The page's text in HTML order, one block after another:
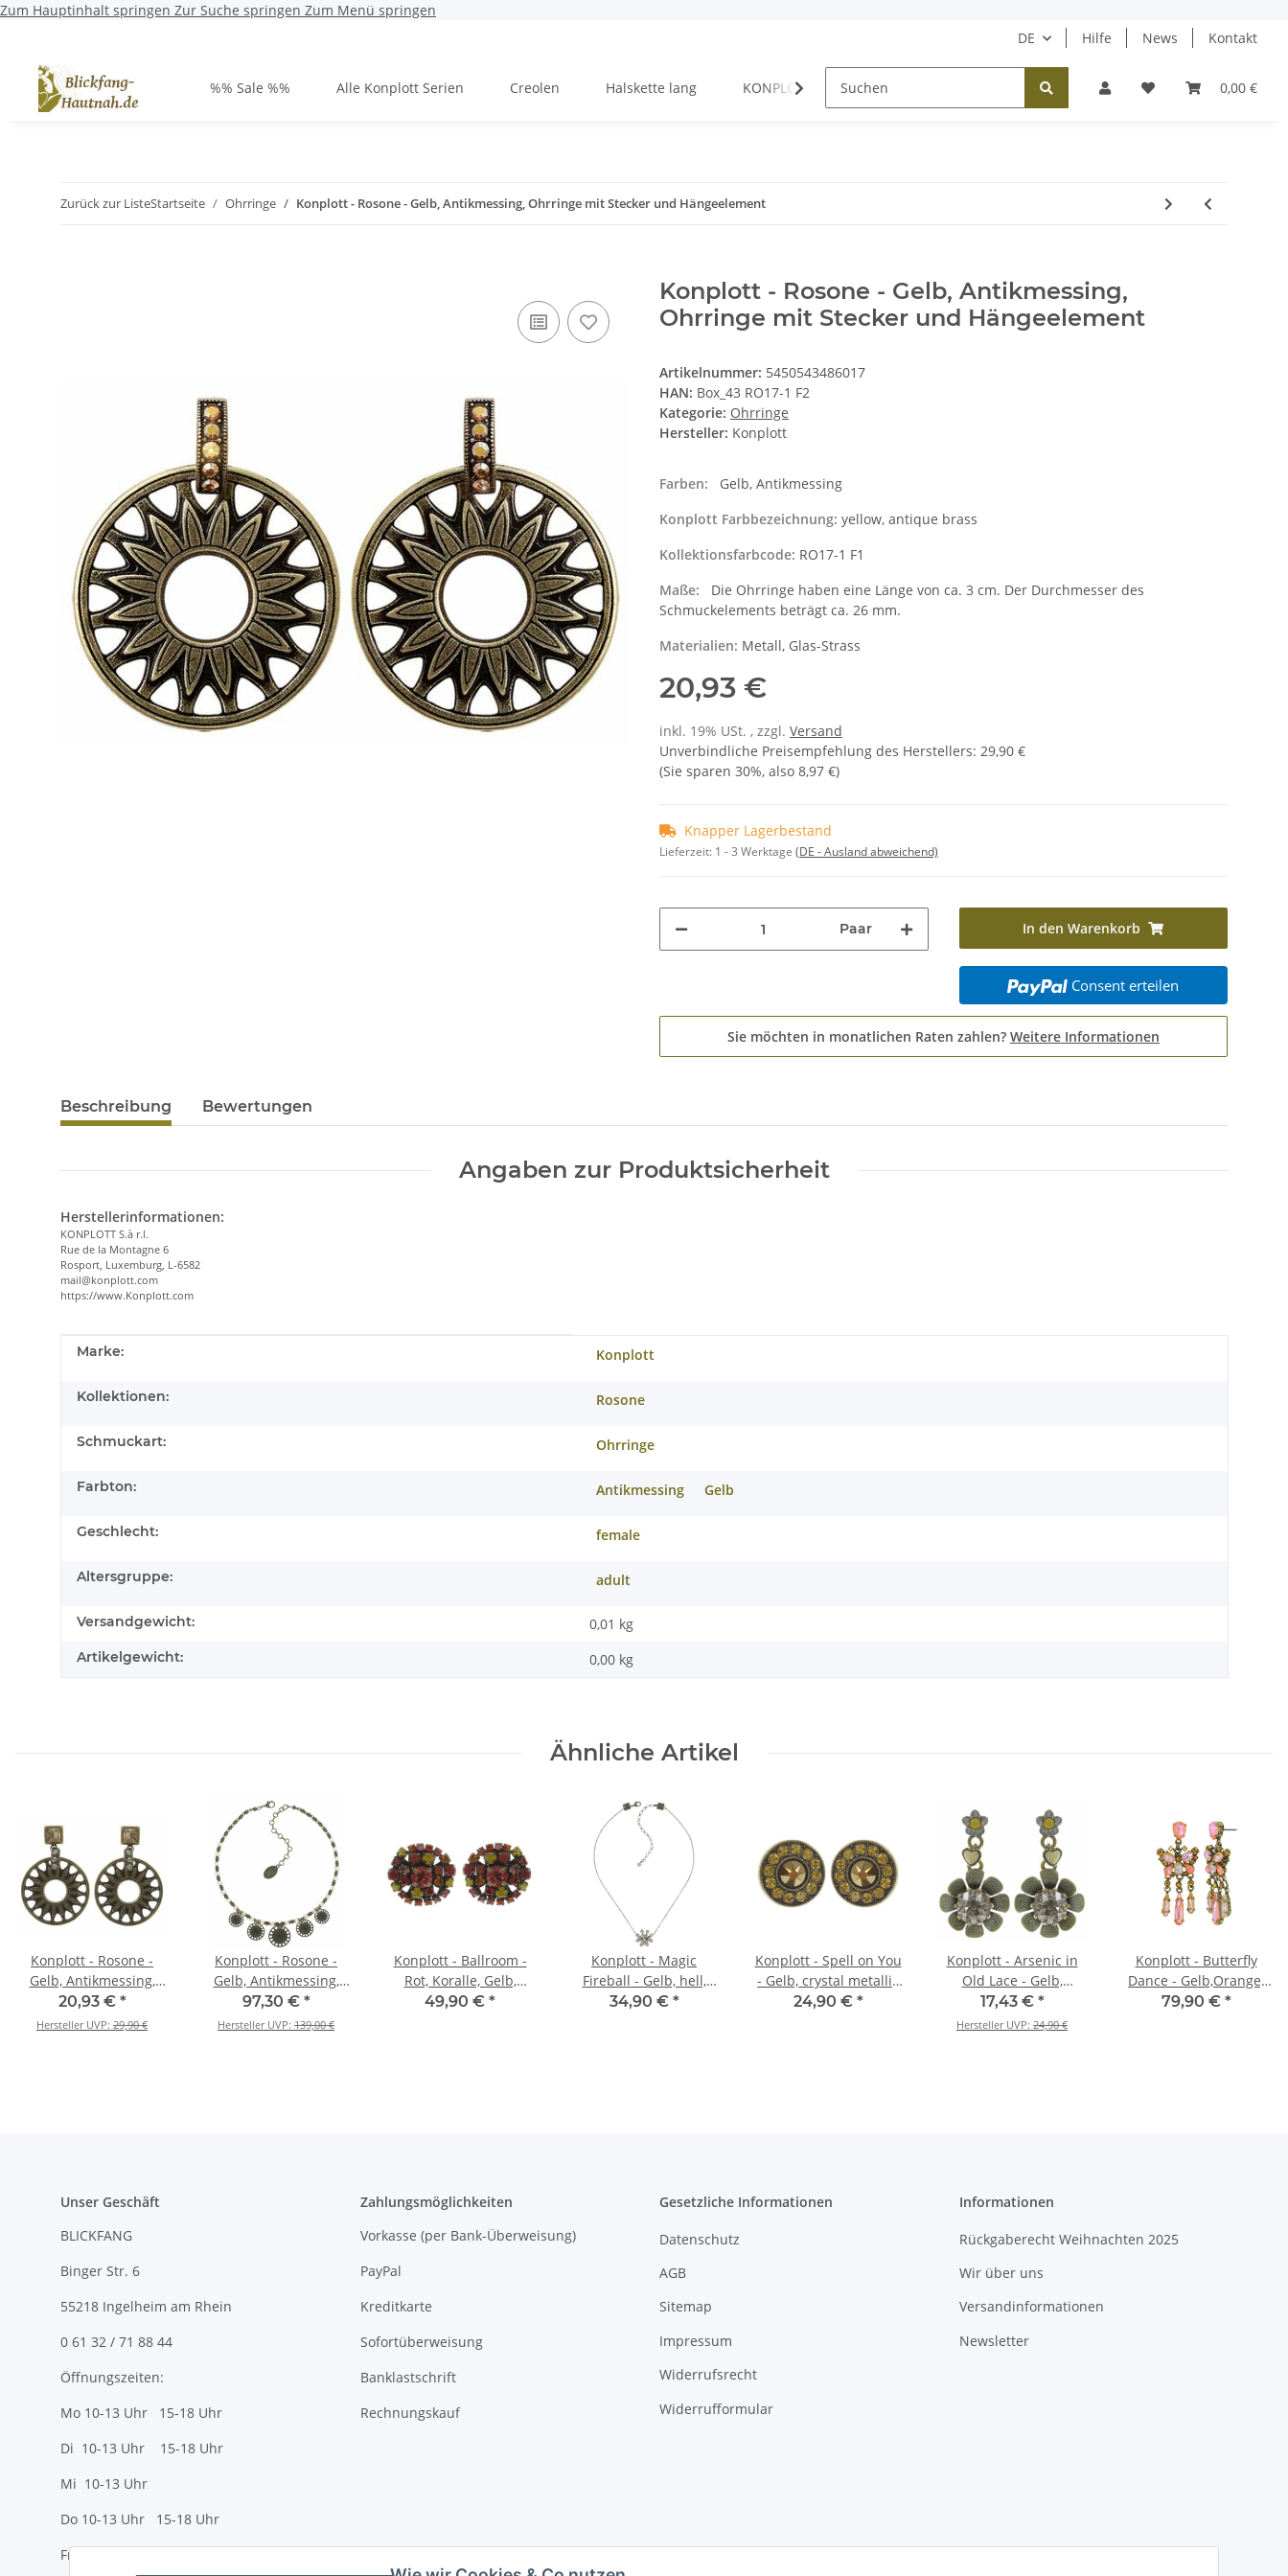
Zum Hauptinhalt springen Zur Suche springen Zum Menü springen
DE Hilfe News Kontakt
0,00 €
%% Sale %% Alle Konplott Serien Creolen Halskette lang KONPLOTT Serien Halsketten Ohrringe
Zurück zur ListeStartseite Ohrringe Konplott - Rosone - Gelb, Antikmessing, Ohrringe mit Stecker und Hängeelement
Konplott - Rosone - Gelb, Antikmessing,
Ohrringe mit Stecker und Hängeelement
Artikelnummer: 5450543486017
HAN: Box_43 RO17-1 F2
Kategorie: Ohrringe
Hersteller: Konplott
Farben:
Gelb, Antikmessing
Konplott Farbbezeichnung: yellow, antique brass
Kollektionsfarbcode: RO17-1 F1
Maße:
Die Ohrringe haben eine Länge von ca. 3 cm. Der Durchmesser des
Schmuckelements beträgt ca. 26 mm.
Materialien: Metall, Glas-Strass
20,93 €
inkl. 19% USt. , zzgl. Versand
Unverbindliche Preisempfehlung des Herstellers: 29,90 €
(Sie sparen 30%, also 8,97 €)
Knapper Lagerbestand
Lieferzeit: 1 - 3 Werktage (DE - Ausland abweichend)
Paar In den Warenkorb
Consent erteilen
Sie möchten in monatlichen Raten zahlen? Weitere Informationen
Beschreibung Bewertungen
Angaben zur Produktsicherheit
Herstellerinformationen:
KONPLOTT S.à r.l.
Rue de la Montagne 6
Rosport, Luxemburg, L-6582
mail@konplott.com
https://www.Konplott.com
Produkteigenschaft
Wert
Marke: Konplott
Kollektionen: Rosone
Schmuckart: Ohrringe
Farbton: Antikmessing Gelb
Geschlecht: female
Altersgruppe: adult
Versandgewicht: 0,01 kg
Artikelgewicht: 0,00 kg
Ähnliche Artikel
Konplott - Rosone -
Gelb, Antikmessing,
Ohrringe mit Stecker
und Hängeelement
20,93 € *
Hersteller UVP: 29,90 €
Konplott - Rosone -
Gelb, Antikmessing,
Halskette
97,30 € *
Hersteller UVP: 139,00 €
Konplott - Ballroom -
Rot, Koralle, Gelb,
Antikmessing, Ohrringe
49,90 € *
Konplott - Magic
Fireball - Gelb, hell,
blonde flare,
34,90 € *
Konplott - Spell on You
- Gelb, crystal metallic
sunshine, sunflower,
24,90 € *
Konplott - Arsenic in
Old Lace - Gelb,
Antikmessing, Ohrringe
mit Stecker und
17,43 € *
Hersteller UVP: 24,90 €
Konplott - Butterfly
Dance - Gelb,Orange,
Antikmessing, Ohrringe
79,90 € *
Unser Geschäft
BLICKFANG
Binger Str. 6
55218 Ingelheim am Rhein
0 61 32 / 71 88 44
Öffnungszeiten:
Mo 10-13 Uhr 15-18 Uhr
Di 10-13 Uhr 15-18 Uhr
Mi 10-13 Uhr
Do 10-13 Uhr 15-18 Uhr
Fr 10-13 Uhr 15-18 Uhr
Zahlungsmöglichkeiten
Vorkasse (per Bank-Überweisung)
PayPal
Kreditkarte
Sofortüberweisung
Banklastschrift
Rechnungskauf
Gesetzliche Informationen
Datenschutz
AGB
Sitemap
Impressum
Widerrufsrecht
Widerrufformular
Informationen
Rückgaberecht Weihnachten 2025
Wir über uns
Versandinformationen
Newsletter